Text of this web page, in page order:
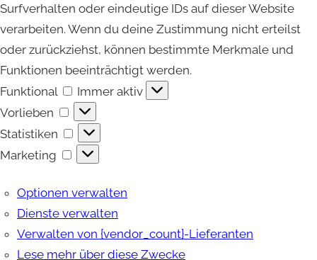
Surfverhalten oder eindeutige IDs auf dieser Website
verarbeiten. Wenn du deine Zustimmung nicht erteilst
oder zurückziehst, können bestimmte Merkmale und
Funktionen beeinträchtigt werden.
Funktional
Funktional
Immer aktiv
Vorlieben
Vorlieben
Statistiken
Statistiken
Marketing
Marketing
Optionen verwalten
Dienste verwalten
Verwalten von {vendor_count}-Lieferanten
Lese mehr über diese Zwecke